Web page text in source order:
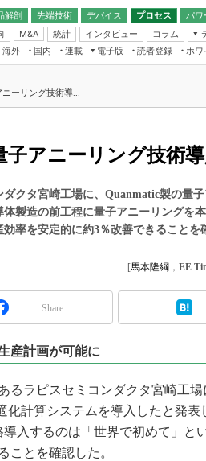
解剖
先端技術
デバイス
プロセス パワ
無線
M&A 統計 インタビュー コラム
フィジカルAI
読者調査（EE Times Research）
電源設計（EDN Japan）
海外 国内
連載
社会人大
、次の10年
トレンド
けた社内
うのか
電子版
読者登録 ホワ
ーリング技術導...
子アニーリング技術
クタ宮崎工場に、Quanmatic製の量子
製造の前工程に量子アニーリングを
率を安定的に約3％改善できることを
[馬本隆綱 ， EE
Share
産計画が可能に
ラピスセミコンダクタ宮崎工場
計算システムを導入したと発表
入するのは「世界で初めて」と
ことを確認した。